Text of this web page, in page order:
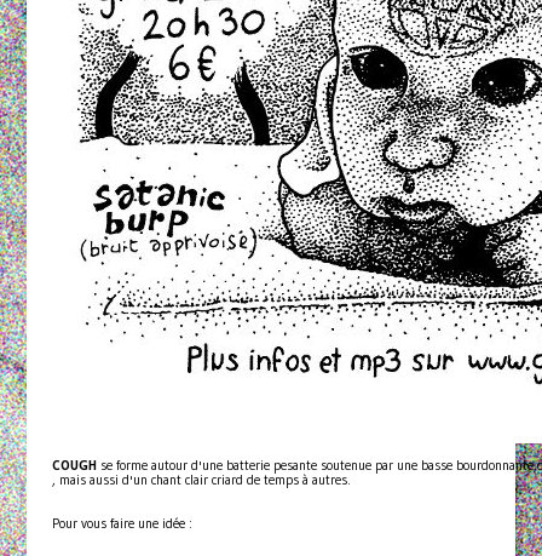
COUGHse forme autour d'une batterie pesante soutenue par une basse
, mais aussi d'un chant clair criard de temps à autres.
Pour vous faire une idée :